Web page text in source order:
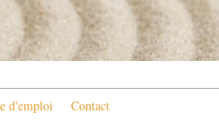
d'emploi Contact